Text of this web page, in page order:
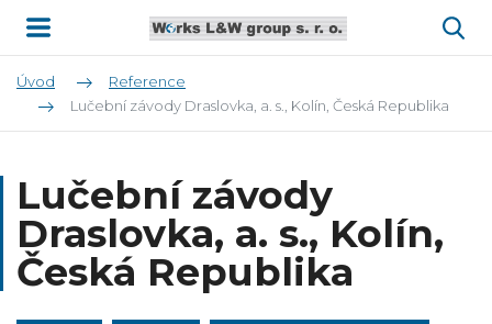
Úvod
Reference
Lučební závody Draslovka, a. s., Kolín, Česká Republika
Lučební závody
Draslovka, a. s., Kolín,
Česká Republika